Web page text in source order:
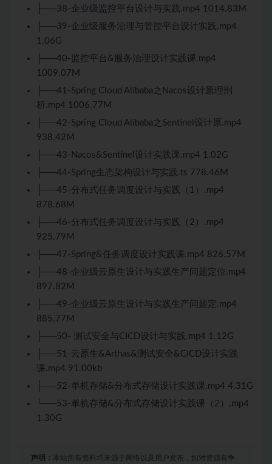
├──38-企业级监控平台设计与实践.mp4 1014.83M
├──39-企业级服务治理与管控平台设计实践.mp4
1.06G
├──40-监控平台&服务治理设计实践课.mp4
1009.07M
├──41-Spring Cloud Alibaba之Nacos设计原理剖
析.mp4 1006.77M
├──42-Spring Cloud Alibaba之Sentinel设计原.mp4
938.42M
├──43-Nacos&Sentinel设计实践课.mp4 1.02G
├──44-Spring生态架构设计与实践.ts 778.46M
├──45-分布式任务调度设计与实践（1）.mp4
878.68M
├──46-分布式任务调度设计与实践（2）.mp4
925.79M
├──47-Spring&任务调度设计实践课.mp4 826.57M
├──48-企业级云原生设计与实践生产问题定位.mp4
897.82M
├──49-企业级云原生设计与实践生产问题定.mp4
885.77M
├──50- 测试安全与CICD设计与实践.mp4 1.12G
├──51-云原生&Arthas&测试安全&CICD设计实践
课.mp4 91.00kb
├──52-单机存储&分布式存储设计实践课.mp4 4.31G
└──53-单机存储&分布式存储设计实践课（2）.mp4
1.30G
声明： 本站所有资料均来源于网络以及用户发布，如对资源有争